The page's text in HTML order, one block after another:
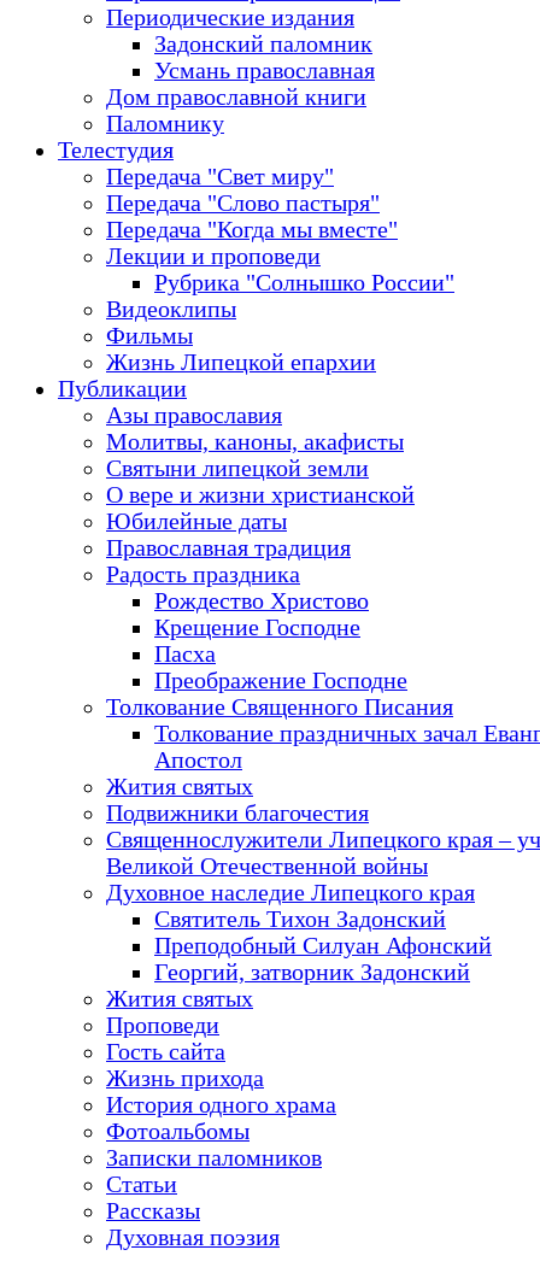
Периодические издания
Задонский паломник
Усмань православная
Дом православной книги
Паломнику
Телестудия
Передача "Свет миру"
Передача "Слово пастыря"
Передача "Когда мы вместе"
Лекции и проповеди
Рубрика "Солнышко России"
Видеоклипы
Фильмы
Жизнь Липецкой епархии
Публикации
Азы православия
Молитвы, каноны, акафисты
Святыни липецкой земли
О вере и жизни христианской
Юбилейные даты
Православная традиция
Радость праздника
Рождество Христово
Крещение Господне
Пасха
Преображение Господне
Толкование Священного Писания
Толкование праздничных зачал
Апостол
Жития святых
Подвижники благочестия
Священнослужители Липецкого края –
Великой Отечественной войны
Духовное наследие Липецкого края
Святитель Тихон Задонский
Преподобный Силуан Афонский
Георгий, затворник Задонский
Жития святых
Проповеди
Гость сайта
Жизнь прихода
История одного храма
Фотоальбомы
Записки паломников
Статьи
Рассказы
Духовная поэзия